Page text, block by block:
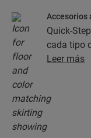
Accesorios
Quick-
cada tipo
una
color del
Leer más